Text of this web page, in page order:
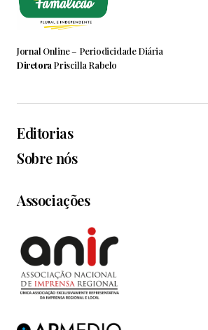
Jornal Online – Periodicidade Diária
Diretora Priscilla Rabelo
Editorias
Sobre nós
Associações